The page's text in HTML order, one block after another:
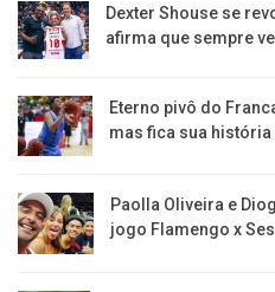
Dexter Shouse se
afirma que sempre
Eterno pivô do
mas fica sua
Paolla Oliveira e
jogo Flamengo x